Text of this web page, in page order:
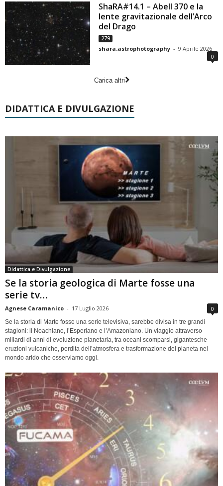
ShaRA#14.1 – Abell 370 e la
lente gravitazionale dell’Arco
del Drago
279
shara.astrophotography - 9 Aprile 2026
0
Carica altri
DIDATTICA E DIVULGAZIONE
Didattica e Divulgazione
Se la storia geologica di Marte fosse una
serie tv…
Agnese Caramanico - 17 Luglio 2026 0
Se la storia di Marte fosse una serie televisiva, sarebbe divisa in tre grandi
stagioni: il Noachiano, l’Esperiano e l’Amazoniano. Un viaggio attraverso
miliardi di anni di evoluzione planetaria, tra oceani scomparsi, gigantesche
eruzioni vulcaniche, perdita dell’atmosfera e trasformazione del pianeta nel
mondo arido che osserviamo oggi.